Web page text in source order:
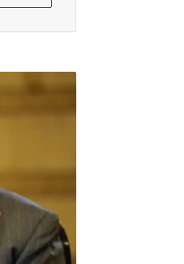
الأسبوع
المقبل